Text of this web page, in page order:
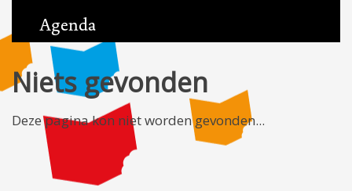
Agenda
Niets gevonden
Deze pagina kon niet worden gevonden...